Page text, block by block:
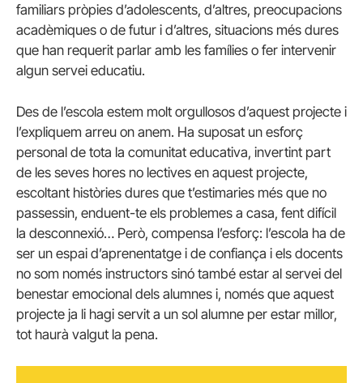
familiars pròpies d’adolescents, d’altres, preocupacions
acadèmiques o de futur i d’altres, situacions més dures
que han requerit parlar amb les famílies o fer intervenir
algun servei educatiu.
Des de l’escola estem molt orgullosos d’aquest projecte i
l’expliquem arreu on anem. Ha suposat un esforç
personal de tota la comunitat educativa, invertint part
de les seves hores no lectives en aquest projecte,
escoltant històries dures que t’estimaries més que no
passessin, enduent-te els problemes a casa, fent difícil
la desconnexió… Però, compensa l’esforç: l’escola ha de
ser un espai d’aprenentatge i de confiança i els docents
no som només instructors sinó també estar al servei del
benestar emocional dels alumnes i, només que aquest
projecte ja li hagi servit a un sol alumne per estar millor,
tot haurà valgut la pena.